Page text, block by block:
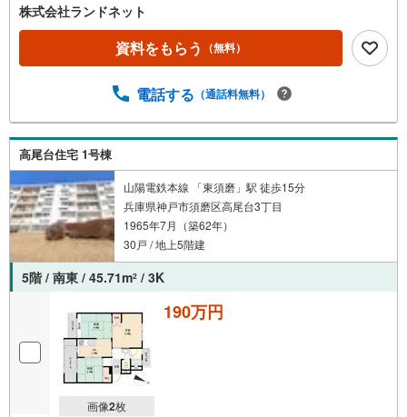
株式会社ランドネット
資料をもらう （無料）
電話する （通話料無料）
高尾台住宅 1号棟
山陽電鉄本線 「東須磨」駅 徒歩15分
兵庫県神戸市須磨区高尾台3丁目
1965年7月（築62年）
30戸 / 地上5階建
5階 / 南東 / 45.71m2 / 3K
画像2枚
190万円